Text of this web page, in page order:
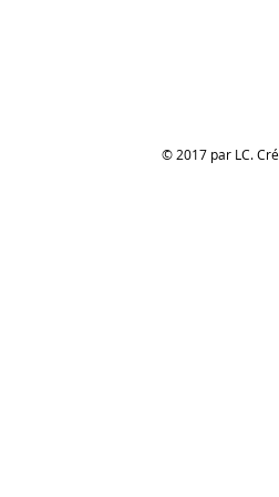
© 2017 par LC.